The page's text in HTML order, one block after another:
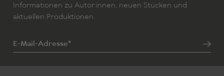
Informationen zu Autor:innen, neuen Stücken und
aktuellen Produktionen.
E-Mail-Adresse*